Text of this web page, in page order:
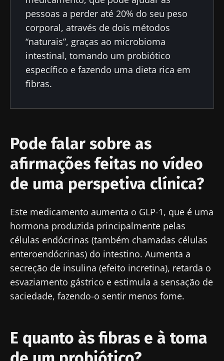
pessoas a perder até 20% do seu peso
corporal, através de dois métodos
“naturais”, graças ao microbioma
intestinal, tomando um probiótico
específico e fazendo uma dieta rica em
fibras.
Pode falar sobre as
afirmações feitas no vídeo
de uma perspetiva clínica?
Este medicamento aumenta o GLP-1, que é uma
hormona produzida principalmente pelas
células endócrinas (também chamadas células
enteroendócrinas) do intestino. Aumenta a
secreção de insulina (efeito incretina), retarda o
esvaziamento gástrico e estimula a sensação de
saciedade, fazendo-o sentir menos fome.
E quanto às fibras e à toma